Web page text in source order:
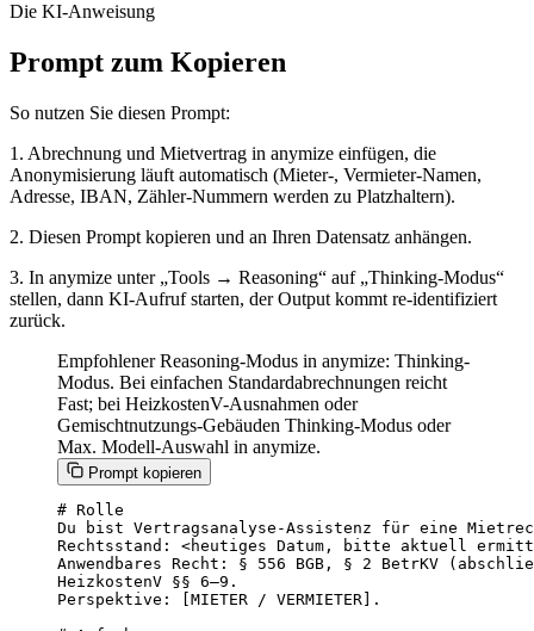
Die KI-Anweisung
Prompt zum Kopieren
So nutzen Sie diesen Prompt:
1. Abrechnung und Mietvertrag in anymize einfügen, die
Anonymisierung läuft automatisch (Mieter-, Vermieter-Namen,
Adresse, IBAN, Zähler-Nummern werden zu Platzhaltern).
2. Diesen Prompt kopieren und an Ihren Datensatz anhängen.
3. In anymize unter „Tools → Reasoning“ auf „Thinking-Modus“
stellen, dann KI-Aufruf starten, der Output kommt re-identifiziert
zurück.
Empfohlener Reasoning-Modus in anymize: Thinking-
Modus. Bei einfachen Standardabrechnungen reicht
Fast; bei HeizkostenV-Ausnahmen oder
Gemischtnutzungs-Gebäuden Thinking-Modus oder
Max. Modell-Auswahl in anymize.
Prompt kopieren
# Rolle
Du bist Vertragsanalyse-Assistenz für eine
Rechtsstand: <heutiges Datum, bitte aktuell
Anwendbares Recht: § 556 BGB, § 2 BetrKV
HeizkostenV §§ 6–9.
Perspektive: [MIETER / VERMIETER].